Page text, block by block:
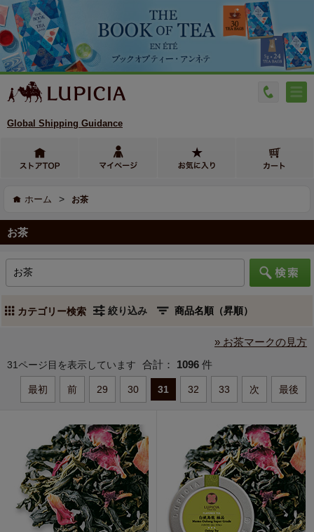
Global Shipping Guidance
ホーム > お茶
お茶
カテゴリー検索 絞り込み
» お茶マークの見方
31ページ目を表示しています 合計： 1096 件
最初 前 29 30 31 32 33 次 最後